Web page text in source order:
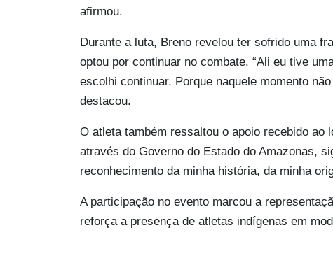
afirmou.
Durante a luta, Breno revelou ter sofrido uma
optou por continuar no combate. “Ali eu tive
escolhi continuar. Porque naquele momento
destacou.
O atleta também ressaltou o apoio recebido ao
através do Governo do Estado do Amazonas,
reconhecimento da minha história, da minha
A participação no evento marcou a
reforça a presença de atletas indígenas em